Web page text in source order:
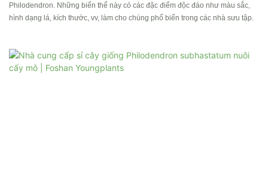
Philodendron. Những biến thể này có các đặc điểm độc đáo như màu sắc,
hình dạng lá, kích thước, vv, làm cho chúng phổ biến trong các nhà sưu tập.